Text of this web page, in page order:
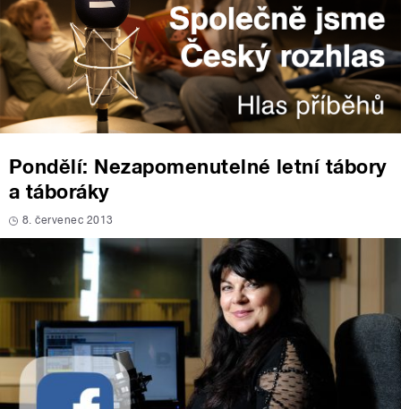
Pondělí: Nezapomenutelné letní tábory
a táboráky
8. červenec 2013